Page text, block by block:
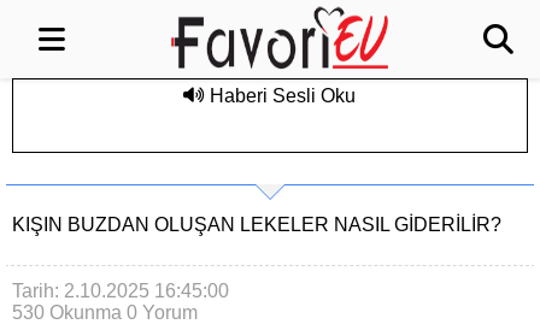
Haberi Sesli Oku
KIŞIN BUZDAN OLUŞAN LEKELER NASIL GIDERILIR?
Tarih: 2.10.2025 16:45:00
530 Okunma 0 Yorum